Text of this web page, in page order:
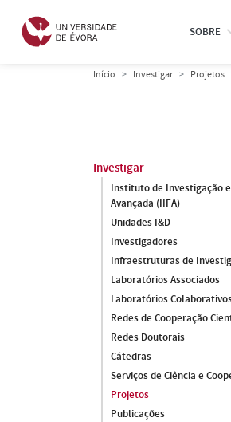
SOBRE
Início Investigar Projetos
Investigar
Instituto de Investigação
Avançada (IIFA)
Unidades I&D
Investigadores
Infraestruturas de
Laboratórios Associados
Laboratórios
Redes de Cooperação
Redes Doutorais
Cátedras
Serviços de Ciência e
Projetos
Publicações